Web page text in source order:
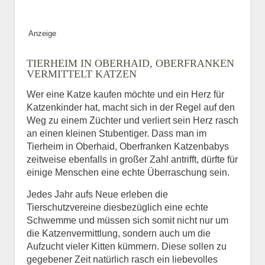
Keine Datei ausgewählt
Vermisst seit
Ort des Verschwindens
Anzeige
TIERHEIM IN OBERHAID, OBERFRANKEN
VERMITTELT KATZEN
Wer eine Katze kaufen möchte und ein Herz für
Katzenkinder hat, macht sich in der Regel auf den
Weg zu einem Züchter und verliert sein Herz rasch
an einen kleinen Stubentiger. Dass man im
Tierheim in Oberhaid, Oberfranken Katzenbabys
zeitweise ebenfalls in großer Zahl antrifft, dürfte für
einige Menschen eine echte Überraschung sein.
Jedes Jahr aufs Neue erleben die
Tierschutzvereine diesbezüglich eine echte
Schwemme und müssen sich somit nicht nur um
die Katzenvermittlung, sondern auch um die
Aufzucht vieler Kitten kümmern. Diese sollen zu
gegebener Zeit natürlich rasch ein liebevolles